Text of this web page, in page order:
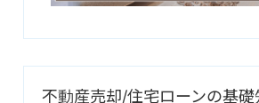
不動産売却/住宅ローンの基礎